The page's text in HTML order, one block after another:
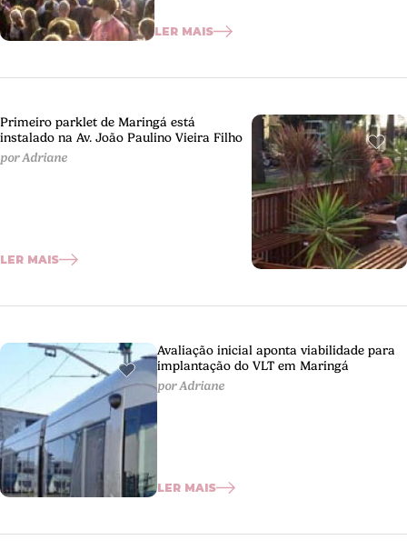
LER MAIS
Primeiro parklet de Maringá está
instalado na Av. João Paulino Vieira Filho
por Adriane
LER MAIS
Avaliação inicial aponta viabilidade para
implantação do VLT em Maringá
por Adriane
LER MAIS